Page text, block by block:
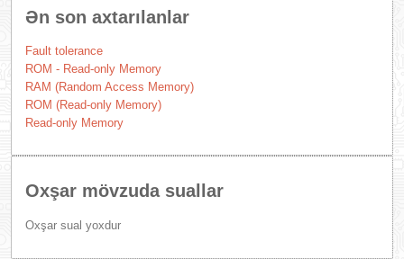
Ən son axtarılanlar
Fault tolerance
ROM - Read-only Memory
RAM (Random Access Memory)
ROM (Read-only Memory)
Read-only Memory
Oxşar mövzuda suallar
Oxşar sual yoxdur